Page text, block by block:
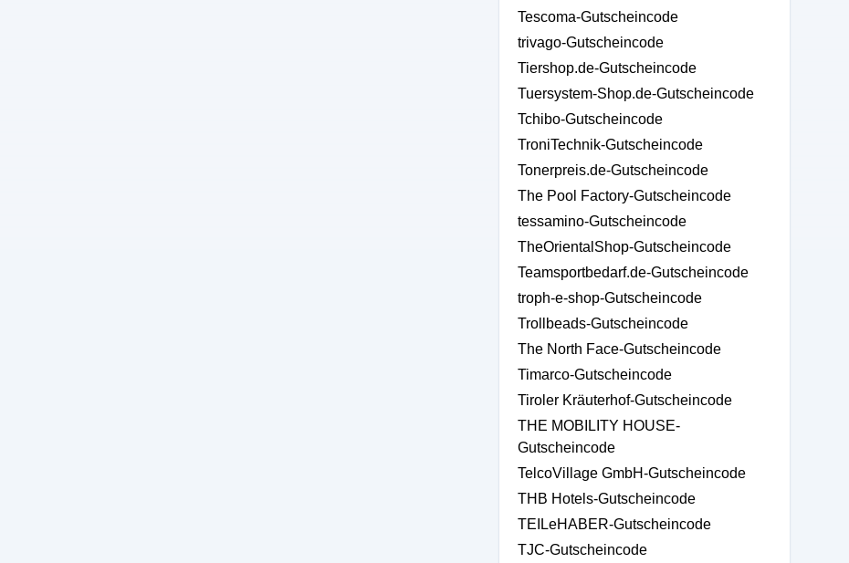
Tescoma-Gutscheincode
trivago-Gutscheincode
Tiershop.de-Gutscheincode
Tuersystem-Shop.de-Gutscheincode
Tchibo-Gutscheincode
TroniTechnik-Gutscheincode
Tonerpreis.de-Gutscheincode
The Pool Factory-Gutscheincode
tessamino-Gutscheincode
TheOrientalShop-Gutscheincode
Teamsportbedarf.de-Gutscheincode
troph-e-shop-Gutscheincode
Trollbeads-Gutscheincode
The North Face-Gutscheincode
Timarco-Gutscheincode
Tiroler Kräuterhof-Gutscheincode
THE MOBILITY HOUSE-
Gutscheincode
TelcoVillage GmbH-Gutscheincode
THB Hotels-Gutscheincode
TEILeHABER-Gutscheincode
TJC-Gutscheincode